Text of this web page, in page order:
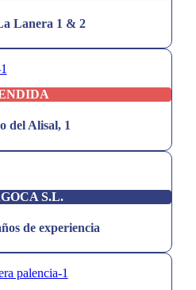
Lanera 1 & 2
del Alisal, 1
S.L.
de experiencia